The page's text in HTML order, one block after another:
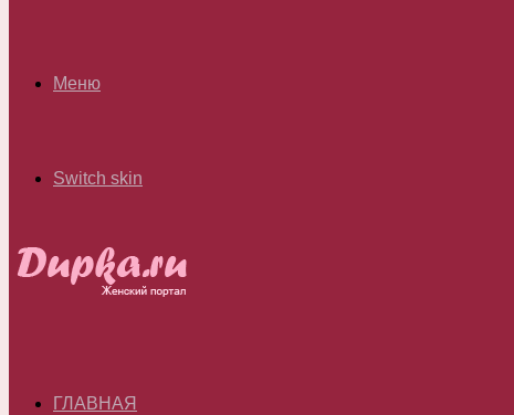
Меню
Switch skin
ГЛАВНАЯ